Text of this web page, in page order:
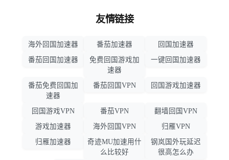
友情链接
海外回国加速器 番茄加速器
回国加速器
番茄回国加速器
免费回国游戏加
速器
一键回国加速器
番茄免费回国加
速器
番茄回国VPN 回国游戏加速器
回国游戏VPN 番茄VPN
翻墙回国VPN
游戏加速器
海外回国VPN
归雁VPN
归雁加速器
奇迹MU加速用什
么比较好
钢岚国外玩延迟
很高怎么办